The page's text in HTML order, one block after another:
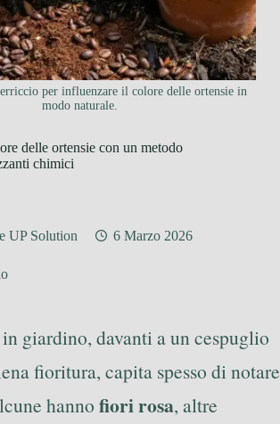
per influenzare il colore delle ortensie in
modo naturale.
delle ortensie con un metodo
chimici
UP Solution 6 Marzo 2026
giardino, davanti a un cespuglio
fioritura, capita spesso di notare
hanno fiori rosa, altre